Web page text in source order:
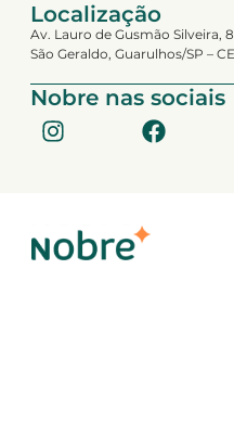
Localização
Av. Lauro de Gusmão Silveira,
São Geraldo, Guarulhos/SP –
Nobre nas sociais